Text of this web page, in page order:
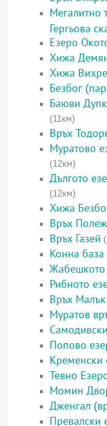
Мегалитно
Гергьова
Езеро
Хижа
Хижа
Безбог
Баюви
(11км)
Връх
Муратово
(12км)
Дългото
(12км)
Хижа
Връх
Връх Газей
Конна
Жабешкото
Рибното
Връх
Муратов
Попово
Кременски
Тевно
Момин
Дженгал
Превалски